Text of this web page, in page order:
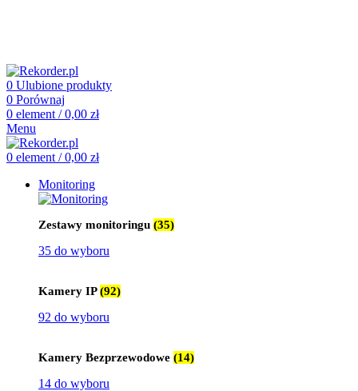
0 Ulubione produkty
0 Porównaj
0 element / 0,00 zł
Menu
0 element / 0,00 zł
Monitoring
Zestawy monitoringu (35)
35 do wyboru
Kamery IP(92)
92 do wyboru
Kamery Bezprzewodowe (14)
14 do wyboru